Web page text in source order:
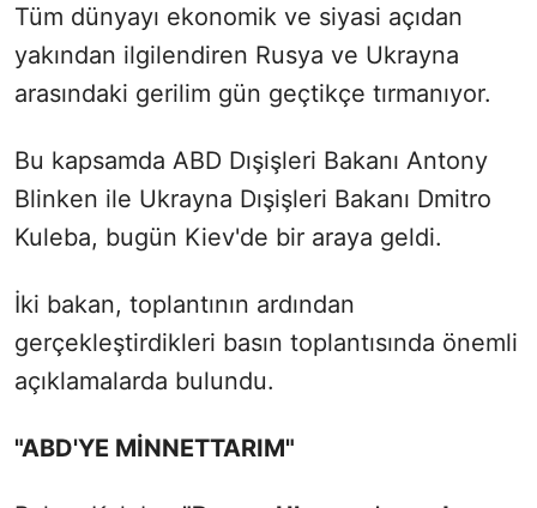
Tüm dünyayı ekonomik ve siyasi açıdan
yakından ilgilendiren Rusya ve Ukrayna
arasındaki gerilim gün geçtikçe tırmanıyor.
Bu kapsamda ABD Dışişleri Bakanı Antony
Blinken ile Ukrayna Dışişleri Bakanı Dmitro
Kuleba, bugün Kiev'de bir araya geldi.
İki bakan, toplantının ardından
gerçekleştirdikleri basın toplantısında önemli
açıklamalarda bulundu.
"ABD'YE MİNNETTARIM"